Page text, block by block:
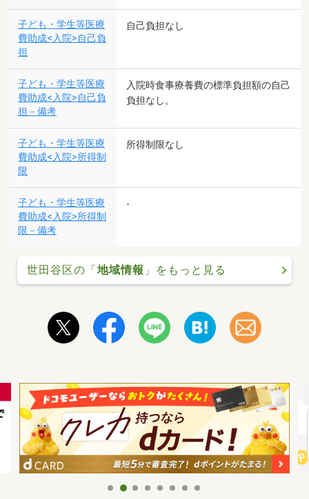
子ども・学生等医療
費助成<入院>自己負
担
自己負担なし
子ども・学生等医療
費助成<入院>自己負
担－備考
入院時食事療養費の標準負担額の自己
負担なし。
子ども・学生等医療
費助成<入院>所得制
限
所得制限なし
子ども・学生等医療
費助成<入院>所得制
限－備考
-
世田谷区の「地域情報 」をもっと見る